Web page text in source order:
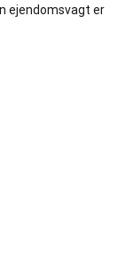
ejendomsvagt er